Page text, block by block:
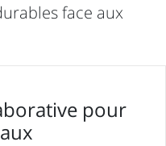
face aux
pour